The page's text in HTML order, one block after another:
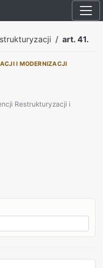
art. 41.
I MODERNIZACJI
Restrukturyzacji i